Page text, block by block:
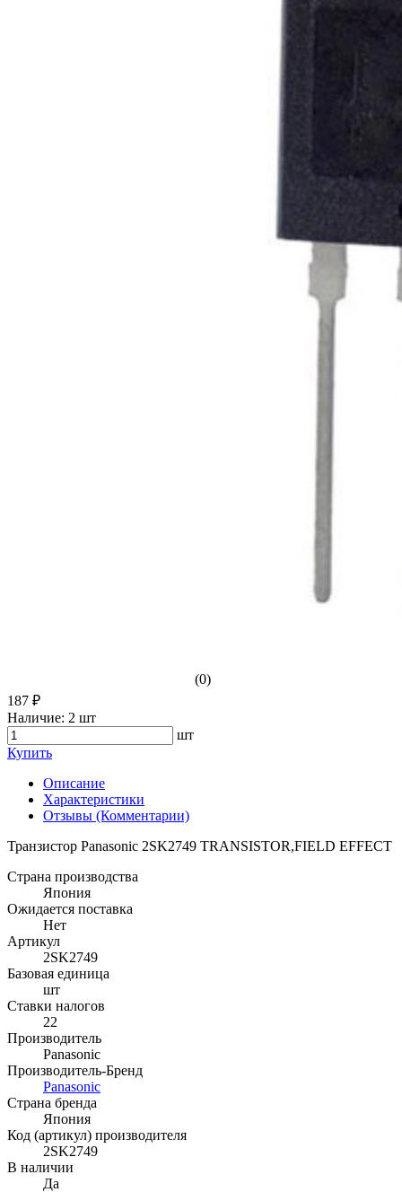
(0)
187 ₽
Наличие: 2 шт
шт
Купить
Описание
Характеристики
Отзывы (Комментарии)
Транзистор Panasonic 2SK2749 TRANSISTOR,FIELD EFFECT
Страна производства
Япония
Ожидается поставка
Нет
Артикул
2SK2749
Базовая единица
шт
Ставки налогов
22
Производитель
Panasonic
Производитель-Бренд
Panasonic
Страна бренда
Япония
Код (артикул) производителя
2SK2749
В наличии
Да